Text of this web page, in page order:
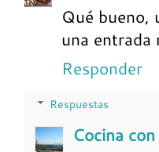
Qué bueno,
una entrada
Responder
Respuestas
Cocina